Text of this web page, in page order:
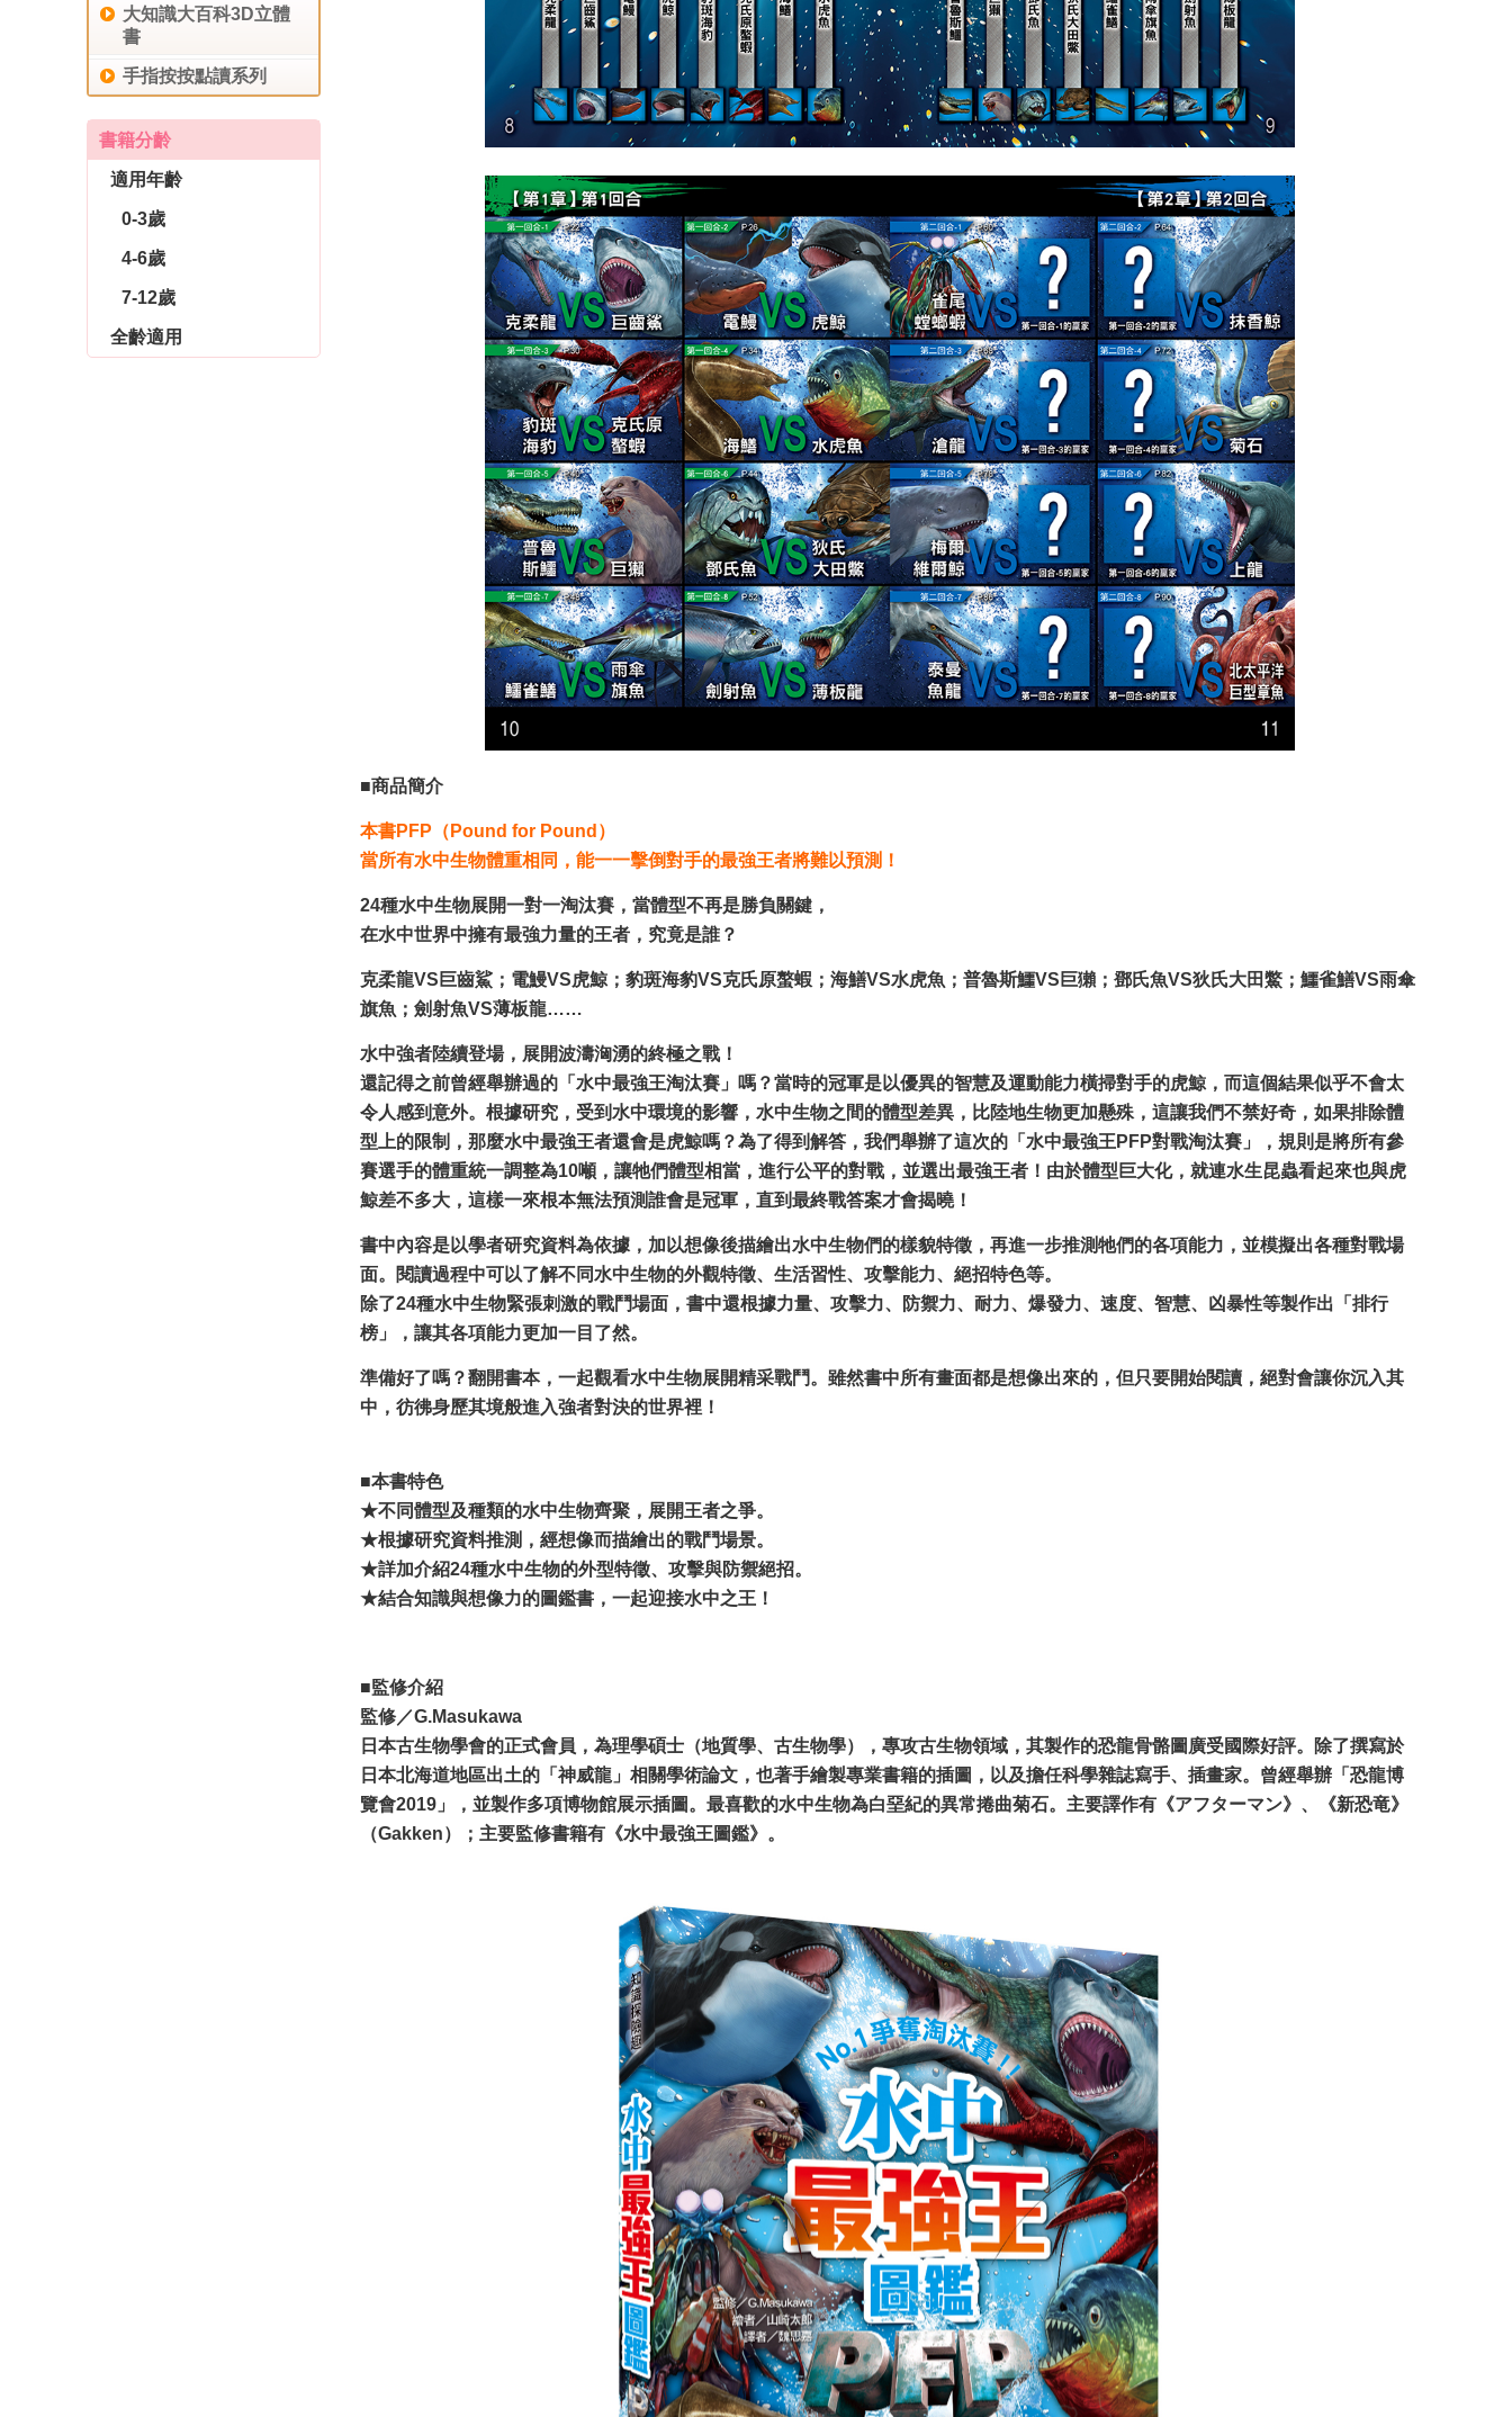
大知識大百科3D立體
書
手指按按點讀系列
書籍分齡
適用年齡
0-3歲
4-6歲
7-12歲
全齡適用
■商品簡介
本書PFP（Pound for Pound）
當所有水中生物體重相同，能一一擊倒對手的最強王者將難以預測！
24種水中生物展開一對一淘汰賽，當體型不再是勝負關鍵，
在水中世界中擁有最強力量的王者，究竟是誰？
克柔龍VS巨齒鯊；電鰻VS虎鯨；豹斑海豹VS克氏原螯蝦；海鱔VS水虎魚；普魯斯鱷VS巨獺；鄧氏魚VS狄氏大田鱉；鱷雀鱔VS雨傘
旗魚；劍射魚VS薄板龍……
水中強者陸續登場，展開波濤洶湧的終極之戰！
還記得之前曾經舉辦過的「水中最強王淘汰賽」嗎？當時的冠軍是以優異的智慧及運動能力橫掃對手的虎鯨，而這個結果似乎不會太
令人感到意外。根據研究，受到水中環境的影響，水中生物之間的體型差異，比陸地生物更加懸殊，這讓我們不禁好奇，如果排除體
型上的限制，那麼水中最強王者還會是虎鯨嗎？為了得到解答，我們舉辦了這次的「水中最強王PFP對戰淘汰賽」，規則是將所有參
賽選手的體重統一調整為10噸，讓牠們體型相當，進行公平的對戰，並選出最強王者！由於體型巨大化，就連水生昆蟲看起來也與虎
鯨差不多大，這樣一來根本無法預測誰會是冠軍，直到最終戰答案才會揭曉！
書中內容是以學者研究資料為依據，加以想像後描繪出水中生物們的樣貌特徵，再進一步推測牠們的各項能力，並模擬出各種對戰場
面。閱讀過程中可以了解不同水中生物的外觀特徵、生活習性、攻擊能力、絕招特色等。
除了24種水中生物緊張刺激的戰鬥場面，書中還根據力量、攻擊力、防禦力、耐力、爆發力、速度、智慧、凶暴性等製作出「排行
榜」，讓其各項能力更加一目了然。
準備好了嗎？翻開書本，一起觀看水中生物展開精采戰鬥。雖然書中所有畫面都是想像出來的，但只要開始閱讀，絕對會讓你沉入其
中，彷彿身歷其境般進入強者對決的世界裡！
■本書特色
★不同體型及種類的水中生物齊聚，展開王者之爭。
★根據研究資料推測，經想像而描繪出的戰鬥場景。
★詳加介紹24種水中生物的外型特徵、攻擊與防禦絕招。
★結合知識與想像力的圖鑑書，一起迎接水中之王！
■監修介紹
監修／G.Masukawa
日本古生物學會的正式會員，為理學碩士（地質學、古生物學），專攻古生物領域，其製作的恐龍骨骼圖廣受國際好評。除了撰寫於
日本北海道地區出土的「神威龍」相關學術論文，也著手繪製專業書籍的插圖，以及擔任科學雜誌寫手、插畫家。曾經舉辦「恐龍博
覽會2019」，並製作多項博物館展示插圖。最喜歡的水中生物為白堊紀的異常捲曲菊石。主要譯作有《アフターマン》、《新恐竜》
（Gakken）；主要監修書籍有《水中最強王圖鑑》。